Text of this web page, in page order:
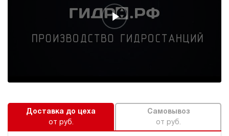
Доставка до цеха
от руб.
Самовывоз
от руб.